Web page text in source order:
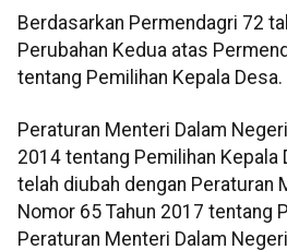
Berdasarkan Permendagri 72
Perubahan Kedua atas
tentang Pemilihan Kepala Desa.
Peraturan Menteri Dalam
2014 tentang Pemilihan Kepala
telah diubah dengan Peraturan
Nomor 65 Tahun 2017 tentang
Peraturan Menteri Dalam